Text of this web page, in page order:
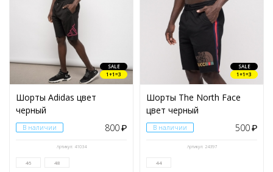
SALE
1+1=3
Шорты Adidas цвет
черный
В наличии 800₽
Артикул: 41034
46 48
SALE
1+1=3
Шорты The North Face
цвет черный
В наличии 500₽
Артикул: 24397
44